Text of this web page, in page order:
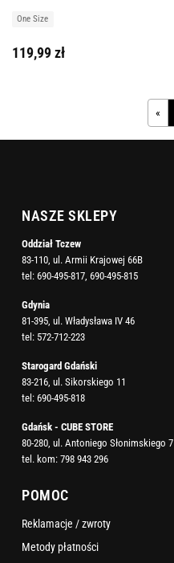
One Size
119,99 zł
«
NASZE SKLEPY
Oddział Tczew
83-110, ul. Armii Krajowej 66B
tel: 690-495-817, 690-495-815
Gdynia
81-395, ul. Władysława IV 46
tel: 572-712-223
Starogard Gdański
83-216, ul. Sikorskiego 11
tel: 690-495-818
Gdańsk - CUBE STORE
80-280, ul. Antoniego Słonimskiego 7
tel. kom: 798 943 296
POMOC
Reklamacje / zwroty
Metody płatności